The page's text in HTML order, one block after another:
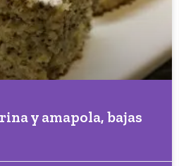
y amapola, bajas